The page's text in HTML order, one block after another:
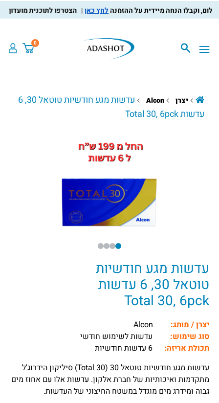
לחץ כאן הצטרפו לתוכנית מועדון
0
יצרן Alcon
עדשות מגע חודשיות טוטאל 30, 6
עדשות Total 30, 6pck
עדשות מגע חודשיות
טוטאל 30, 6 עדשות
Total 30, 6pck
יצרן / מותג:
סוג שימוש:
עדשות לשימוש חודשי
תכולת אריזה:
עדשות מגע חודשיות טוטאל 30 (Total 30) סיליקון הידרוג'ל
מתקדמות ואיכותיות של חברת אלקון. עדשות אלו עם אחוז מים
גבוה ומידרג מים מוגדל במשטח החיצוני של העדשות.